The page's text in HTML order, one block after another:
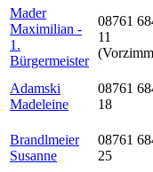
Mader
Maximilian -
1.
Bürgermeister
08761
11
Adamski
Madeleine
08761
18
Brandlmeier
Susanne
08761
25